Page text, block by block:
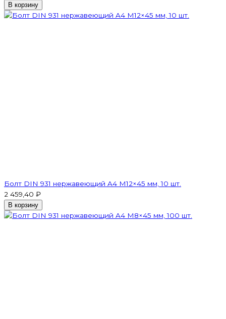
В корзину
Болт DIN 931 нержавеющий A4 М12×45 мм, 10 шт.
2 459,40 ₽
В корзину